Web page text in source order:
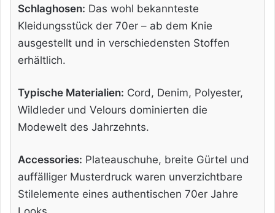
Schlaghosen: Das wohl bekannteste
Kleidungsstück der 70er – ab dem Knie
ausgestellt und in verschiedensten Stoffen
erhältlich.
Typische Materialien: Cord, Denim, Polyester,
Wildleder und Velours dominierten die
Modewelt des Jahrzehnts.
Accessories: Plateauschuhe, breite Gürtel und
auffälliger Musterdruck waren unverzichtbare
Stilelemente eines authentischen 70er Jahre